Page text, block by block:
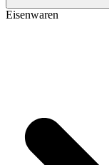
Eisenwaren